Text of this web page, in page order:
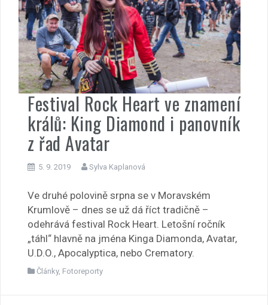
Festival Rock Heart ve znamení
králů: King Diamond i panovník
z řad Avatar
5. 9. 2019 Sylva Kaplanová
Ve druhé polovině srpna se v Moravském
Krumlově – dnes se už dá říct tradičně –
odehrává festival Rock Heart. Letošní ročník
„táhl“ hlavně na jména Kinga Diamonda, Avatar,
U.D.O., Apocalyptica, nebo Crematory.
Články, Fotoreporty